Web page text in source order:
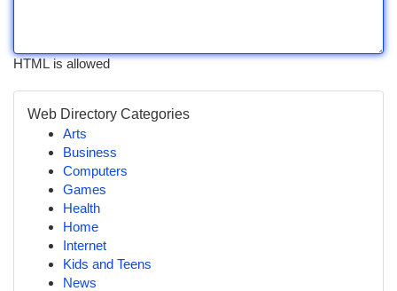
HTML is allowed
Web Directory Categories
Arts
Business
Computers
Games
Health
Home
Internet
Kids and Teens
News